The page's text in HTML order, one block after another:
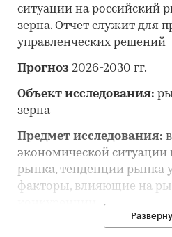
ситуации на российский
зерна. Отчет служит для
управленческих решений
Прогноз 2026-2030 гг.
Объект исследования:
зерна
Предмет исследования:
экономической ситуации
рынка, тенденции рынка
факторы, влияющие на
Анализ и прогноз рынка